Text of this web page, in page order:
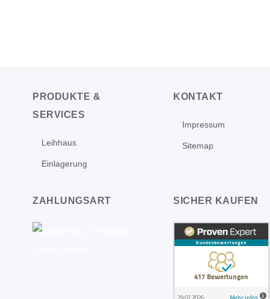
PRODUKTE &
SERVICES
Leihhaus
Einlagerung
KONTAKT
Impressum
Sitemap
ZAHLUNGSART SICHER KAUFEN